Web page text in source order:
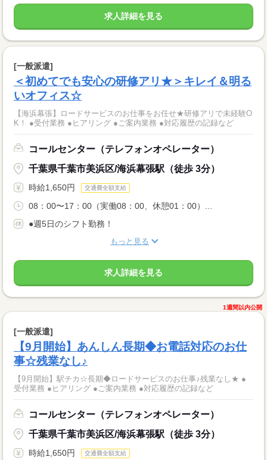
求人詳細を見る
[一般派遣]
＜初めてでも安心の研修アリ★＞キレイ＆明る
いオフィス☆
【海浜幕張】ロードサービスのお仕事をお任せ★研修アリで未経験O
K！ ●受付業務 ●ヒアリング ●ご案内業務 ●対応履歴の記録など
コールセンター（テレフォンオペレーター）
千葉県千葉市美浜区/海浜幕張駅（徒歩 3分）
時給1,650円 交通費全額支給
08：00〜17：00（実働08：00、休憩01：00）...
●週5日のシフト勤務！
もっと見る
求人詳細を見る
1週間以内公開
[一般派遣]
【9月開始】あんしん長期◆お電話対応のお仕
事☆残業なし♪
【9月開始】駅チカ☆長期◆ロードサービスのお仕事♪残業なし★ ●
受付業務 ●ヒアリング ●ご案内業務 ●対応履歴の記録など
コールセンター（テレフォンオペレーター）
千葉県千葉市美浜区/海浜幕張駅（徒歩 3分）
時給1,650円 交通費全額支給